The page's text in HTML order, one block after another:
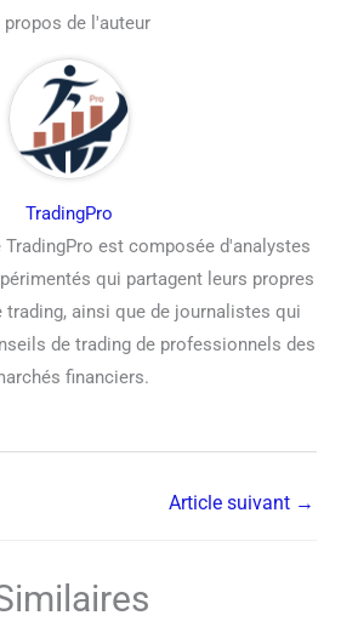
propos de l'auteur
TradingPro
est composée d'analystes
qui partagent leurs propres
trading, ainsi que de journalistes qui
de trading de professionnels des
financiers.
Article suivant →